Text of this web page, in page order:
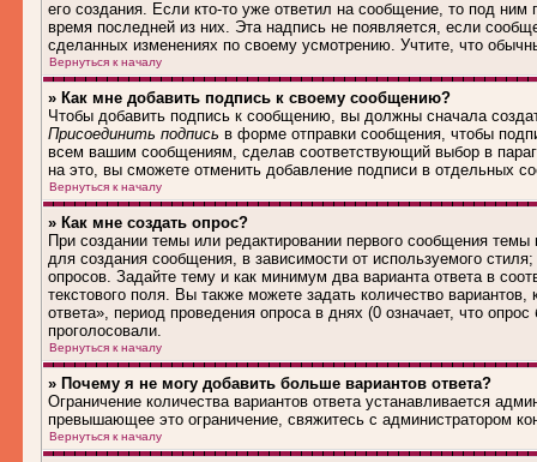
его создания. Если кто-то уже ответил на сообщение, то под
время последней из них. Эта надпись не появляется, если
сделанных изменениях по своему усмотрению. Учтите, что
Вернуться к началу
» Как мне добавить подпись к своему сообщению?
Чтобы добавить подпись к сообщению, вы должны сначала
Присоединить подпись в форме отправки сообщения, чтобы
всем вашим сообщениям, сделав соответствующий выбор в
на это, вы сможете отменить добавление подписи в отдельных
Вернуться к началу
» Как мне создать опрос?
При создании темы или редактировании первого сообщения
для создания сообщения, в зависимости от используемого
опросов. Задайте тему и как минимум два варианта ответа в
текстового поля. Вы также можете задать количество
ответа», период проведения опроса в днях (0 означает, что
проголосовали.
Вернуться к началу
» Почему я не могу добавить больше вариантов ответа?
Ограничение количества вариантов ответа устанавливается
превышающее это ограничение, свяжитесь с администратором
Вернуться к началу